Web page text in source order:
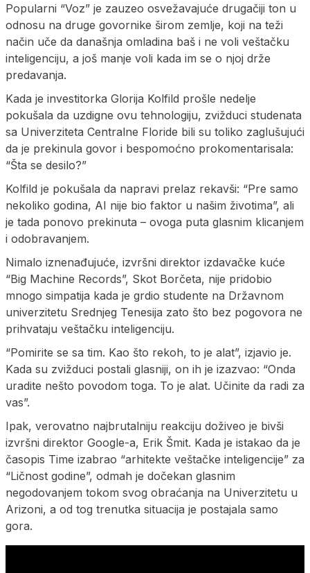
Popularni “Voz” je zauzeo osvežavajuće drugačiji ton u
odnosu na druge govornike širom zemlje, koji na teži
način uče da današnja omladina baš i ne voli veštačku
inteligenciju, a još manje voli kada im se o njoj drže
predavanja.
Kada je investitorka Glorija Kolfild prošle nedelje
pokušala da uzdigne ovu tehnologiju, zvižduci studenata
sa Univerziteta Centralne Floride bili su toliko zaglušujući
da je prekinula govor i bespomoćno prokomentarisala:
“Šta se desilo?”
Kolfild je pokušala da napravi prelaz rekavši: “Pre samo
nekoliko godina, AI nije bio faktor u našim životima”, ali
je tada ponovo prekinuta – ovoga puta glasnim klicanjem
i odobravanjem.
Nimalo iznenađujuće, izvršni direktor izdavačke kuće
“Big Machine Records”, Skot Borčeta, nije pridobio
mnogo simpatija kada je grdio studente na Državnom
univerzitetu Srednjeg Tenesija zato što bez pogovora ne
prihvataju veštačku inteligenciju.
“Pomirite se sa tim. Kao što rekoh, to je alat”, izjavio je.
Kada su zvižduci postali glasniji, on ih je izazvao: “Onda
uradite nešto povodom toga. To je alat. Učinite da radi za
vas”.
Ipak, verovatno najbrutalniju reakciju doživeo je bivši
izvršni direktor Google-a, Erik Šmit. Kada je istakao da je
časopis Time izabrao “arhitekte veštačke inteligencije” za
“Ličnost godine”, odmah je dočekan glasnim
negodovanjem tokom svog obraćanja na Univerzitetu u
Arizoni, a od tog trenutka situacija je postajala samo
gora.